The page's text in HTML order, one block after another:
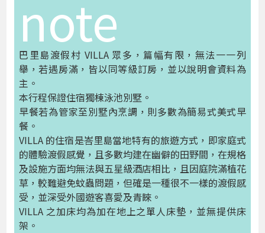
note
巴里島渡假村 VILLA 眾多，篇幅有限，無法一一列
舉，若遇房滿，皆以同等級訂房，並以說明會資料為
主。
本行程保證住宿獨棟泳池別墅。
早餐若為管家至別墅內烹調，則多數為簡易式美式早
餐。
VILLA 的住宿是峇里島當地特有的旅遊方式，即家庭式
的體驗渡假感覺，且多數均建在幽僻的田野間，在規格
及設施方面均無法與五星級酒店相比，且因庭院滿植花
草，較難避免蚊蟲問題，但確是一種很不一樣的渡假感
受，並深受外國遊客喜愛及青睞。
VILLA 之加床均為加在地上之單人床墊，並無提供床
架。